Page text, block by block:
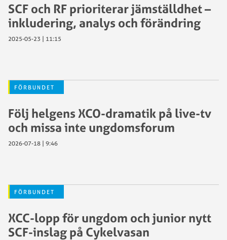
SCF och RF prioriterar jämställdhet –
inkludering, analys och förändring
2025-05-23 | 11:15
FÖRBUNDET
Följ helgens XCO-dramatik på live-tv
och missa inte ungdomsforum
2026-07-18 | 9:46
FÖRBUNDET
XCC-lopp för ungdom och junior nytt
SCF-inslag på Cykelvasan